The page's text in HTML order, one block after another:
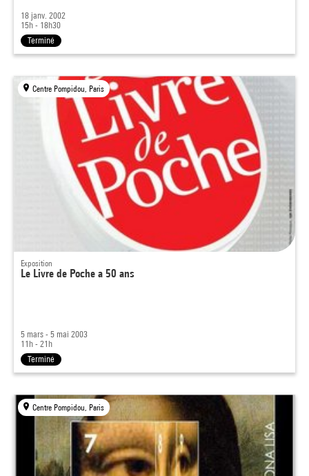
18 janv. 2002
15h - 18h30
Terminé
Centre Pompidou, Paris
Exposition
Le Livre de Poche a 50 ans
5 mars - 5 mai 2003
11h - 21h
Terminé
Centre Pompidou, Paris